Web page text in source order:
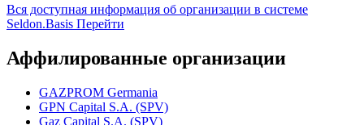
03
Среднесписочное количество сотрудников
Вся доступная информация об организации в системе
Аффилированные организации